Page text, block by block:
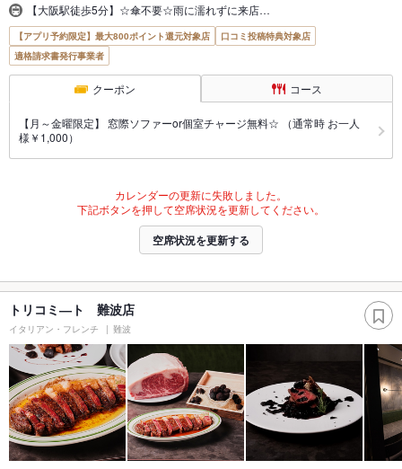
【大阪駅徒歩5分】☆傘不要☆雨に濡れずに来店…
【アプリ予約限定】最大800ポイント還元対象店
口コミ投稿特典対象店
適格請求書発行事業者
クーポン コース
【月～金曜限定】 窓際ソファーor個室チャージ無料☆ （通常時 お一人
様￥1,000）
カレンダーの更新に失敗しました。
下記ボタンを押して空席状況を更新してください。
空席状況を更新する
トリコミ―ト 難波店
イタリアン・フレンチ 難波